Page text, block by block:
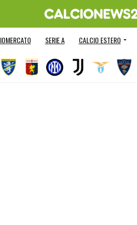
SERIE A CALCIO ESTERO